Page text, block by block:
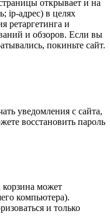
открывает и на
ip-адрес) в целях
ретаргетинга и
и обзоров. Если вы
покиньте сайт.
уведомления с сайта,
восстановить пароль
корзина может
компьютера).
и только